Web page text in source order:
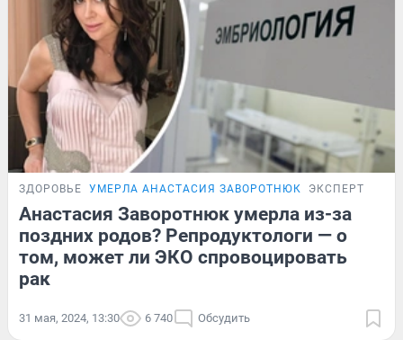
ЗДОРОВЬЕ УМЕРЛА АНАСТАСИЯ ЗАВОРОТНЮК ЭКСПЕРТ
Анастасия Заворотнюк умерла из-за
поздних родов? Репродуктологи — о
том, может ли ЭКО спровоцировать
рак
31 мая, 2024, 13:30 6 740 Обсудить